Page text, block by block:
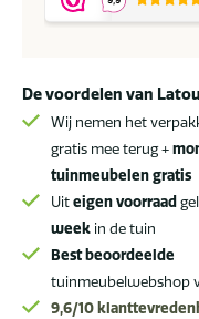
Albena
x
60
cm
Sale
aantal
De voordelen van
Wij nemen het
gratis mee terug +
tuinmeubelen gratis
Uiteigen voorraad
week in de tuin
Best beoordeelde
tuinmeubelwebshop
9,6/10